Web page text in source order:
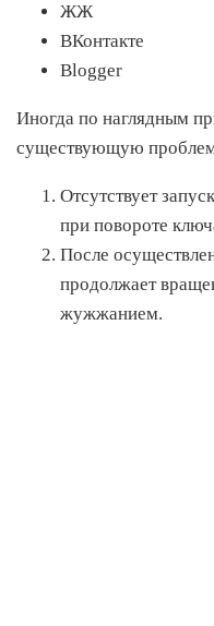
ЖЖ
ВКонтакте
Blogger
Иногда по наглядным
существующую
Отсутствует
при повороте
После
продолжает
жужжанием.